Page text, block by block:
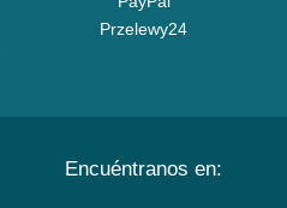
Przelewy24
Encuéntranos en: